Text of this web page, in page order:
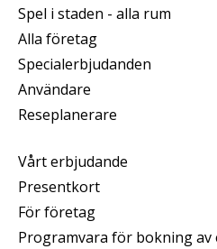
Spel i staden - alla rum
Alla företag
Specialerbjudanden
Användare
Reseplanerare
Vårt erbjudande
Presentkort
För företag
Programvara för bokning av